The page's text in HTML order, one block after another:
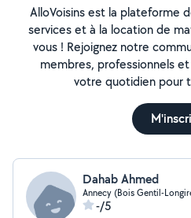
AlloVoisins est la plateforme
services et à la location de
vous ! Rejoignez notre
membres, professionnels
votre quotidien pour
Dahab Ahmed
Annecy (Bois Gentil-
-/5